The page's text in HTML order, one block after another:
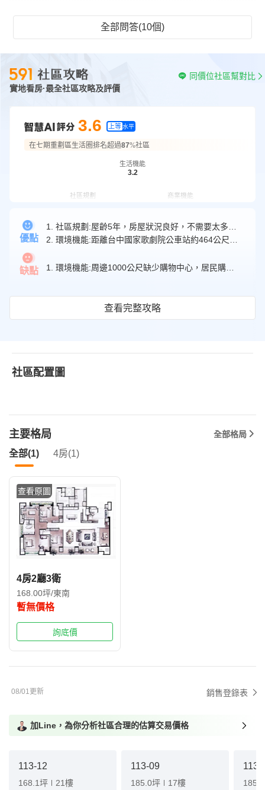
全部問答(10個)
實地看房·最全社區攻略及評價
同價位社區幫對比
優點
缺點
3.6 上等水平
在七期重劃區生活圈排名超過87%社區
生活機能
3.2
商業機能
格局規劃
3.7
3.8
交通機能
3.4
社區規劃
查看完整攻略
社區配置圖
主要格局 全部格局
全部(1) 4房(1)
查看原圖
4房2廳3衛
168.00坪/東南
暫無價格
詢底價
08/01更新 銷售登錄表
加Line，為你分析社區合理的估算交易價格
113-12
168.1坪 21樓
113-09
185.0坪 17樓
113-